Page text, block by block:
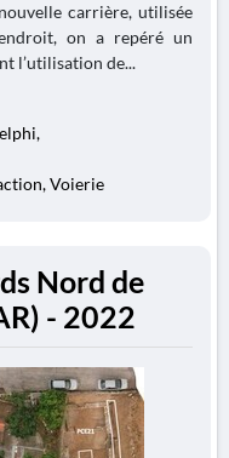
carrière, utilisée
on a repéré un
l’utilisation de...
Voierie
Nord de
- 2022